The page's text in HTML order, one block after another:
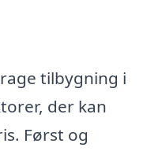
tilbygning i
der kan
Først og